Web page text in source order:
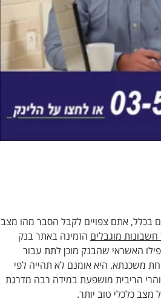
אתם צפויים לקבל הסבר מהו מצב
מוגבלים הזמינה באתר בנק
האשראי שהבנק מוכן לתת עבור
משכנתא. היא אומנם לא תהייה לפי
הריבית מושפעת במידה רבה מדרגת
כלכלי טוב יותר.